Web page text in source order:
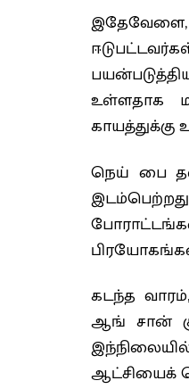
இதேவேளை,
உள்ளதாக
காயத்துக்கு
நெய் பை
கடந்த
ஆங் சான்
ஆட்சியைக்